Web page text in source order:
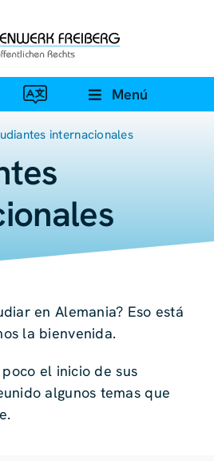
Menú
internacionales
en Alemania? Eso está
la bienvenida.
el inicio de sus
algunos temas que